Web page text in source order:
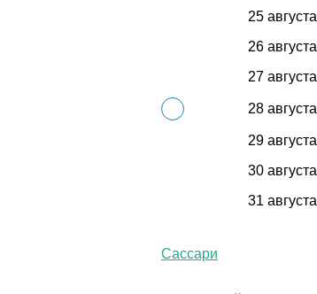
25 августа
26 августа
27 августа
28 августа
29 августа
30 августа
31 августа
Сассари